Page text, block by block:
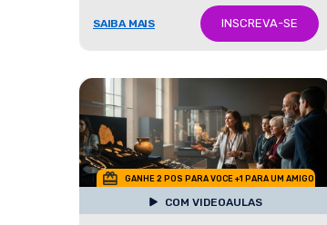
SAIBA MAIS INSCREVA-SE
GANHE 2 POS PARA VOCE +1 PARA UM AMIGO
COM VIDEOAULAS